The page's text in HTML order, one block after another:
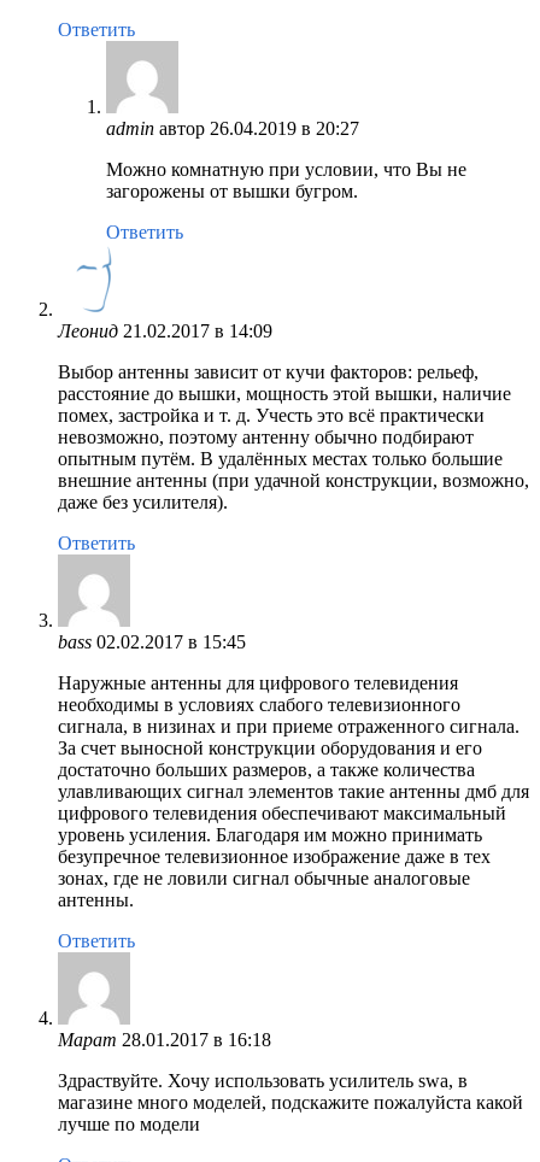
Ответить
admin автор 26.04.2019 в 20:27
Можно комнатную при условии, что Вы не
загорожены от вышки бугром.
Ответить
Леонид 21.02.2017 в 14:09
Выбор антенны зависит от кучи факторов: рельеф,
расстояние до вышки, мощность этой вышки, наличие
помех, застройка и т. д. Учесть это всё практически
невозможно, поэтому антенну обычно подбирают
опытным путём. В удалённых местах только большие
внешние антенны (при удачной конструкции, возможно,
даже без усилителя).
Ответить
bass 02.02.2017 в 15:45
Наружные антенны для цифрового телевидения
необходимы в условиях слабого телевизионного
сигнала, в низинах и при приеме отраженного сигнала.
За счет выносной конструкции оборудования и его
достаточно больших размеров, а также количества
улавливающих сигнал элементов такие антенны дмб для
цифрового телевидения обеспечивают максимальный
уровень усиления. Благодаря им можно принимать
безупречное телевизионное изображение даже в тех
зонах, где не ловили сигнал обычные аналоговые
антенны.
Ответить
Марат 28.01.2017 в 16:18
Здраствуйте. Хочу использовать усилитель swa, в
магазине много моделей, подскажите пожалуйста какой
лучше по модели